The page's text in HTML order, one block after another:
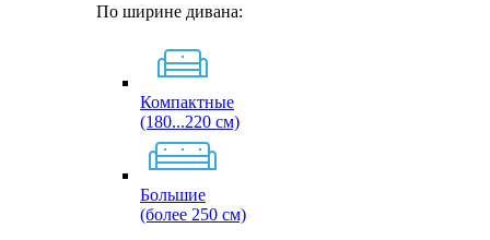
По ширине дивана:
Компактные
(180...220 см)
Большие
(более 250 см)